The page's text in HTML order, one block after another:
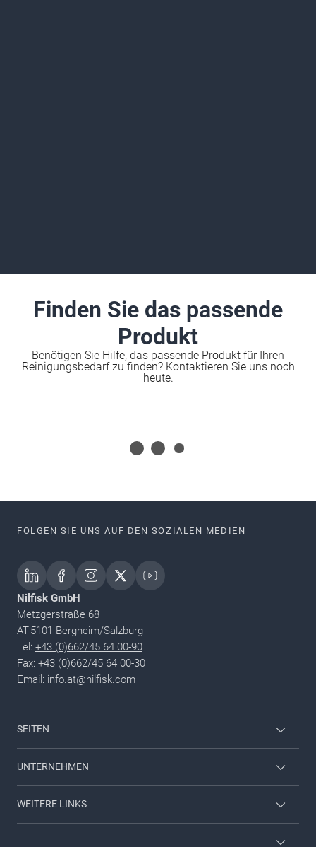
Finden Sie das passende
Produkt
Benötigen Sie Hilfe, das passende Produkt für Ihren
Reinigungsbedarf zu finden? Kontaktieren Sie uns noch
heute.
FOLGEN SIE UNS AUF DEN SOZIALEN MEDIEN
Nilfisk GmbH
Metzgerstraße 68
AT-5101 Bergheim/Salzburg
Tel: +43 (0)662/45 64 00-90
Fax: +43 (0)662/45 64 00-30
Email: info.at@nilfisk.com
SEITEN
Nilfisk Consumer
Viper
UNTERNEHMEN
Über uns
WEITERE LINKS